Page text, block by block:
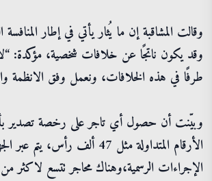
وقالت المشاقبة إن ما يُثار يأتي في إطار المنافسة
وقد يكون ناتجًا عن خلافات شخصية، مؤكدة:
طرفًا في هذه الخلافات، ونعمل وفق الانظمة
وبيّنت أن حصول أي تاجر على رخصة تصدير
الأرقام المتداولة مثل 47 ألف
الإجراءات الرسمية،وهناك محاجر تتسع لاكثر